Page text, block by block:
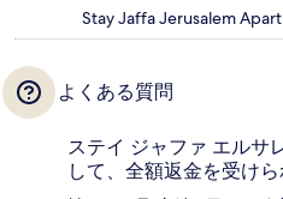
Stay Jaffa Jerusalem
よくある質問
ステイ ジャファ エルサ
して、全額返金を受け